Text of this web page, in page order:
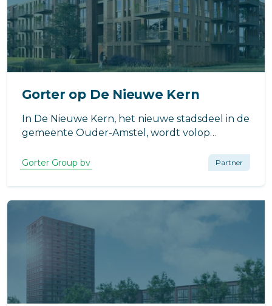
Gorter op De Nieuwe Kern
In De Nieuwe Kern, het nieuwe stadsdeel in de
gemeente Ouder-Amstel, wordt volop
Ouder-Amstel is zowel initiatiefnemer van de
stedenbouwkundig- en inrichtingsplan.
Gorter Group bv Partner